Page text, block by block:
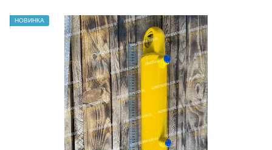
НОВИНКА